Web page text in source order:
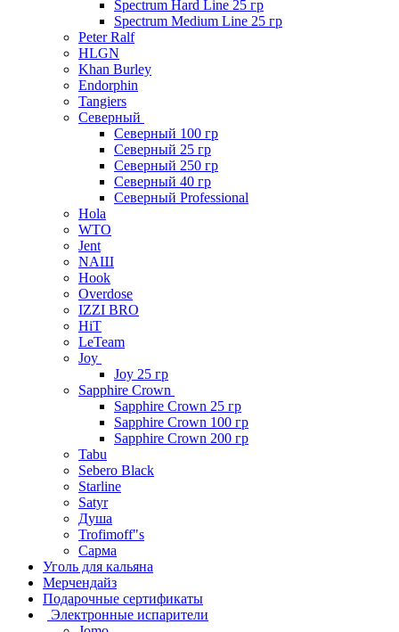
Spectrum Hard Line 25 гр
Spectrum Medium Line 25 гр
Peter Ralf
HLGN
Khan Burley
Endorphin
Tangiers
Северный
Северный 100 гр
Северный 25 гр
Северный 250 гр
Северный 40 гр
Северный Professional
Hola
WTO
Jent
NAШ
Hook
Overdose
IZZI BRO
HiT
LeTeam
Joy
Joy 25 гр
Sapphire Crown
Sapphire Crown 25 гр
Sapphire Crown 100 гр
Sapphire Crown 200 гр
Tabu
Sebero Black
Starline
Satyr
Душа
Trofimoff"s
Сарма
Уголь для кальяна
Мерчендайз
Подарочные сертификаты
Электронные испарители